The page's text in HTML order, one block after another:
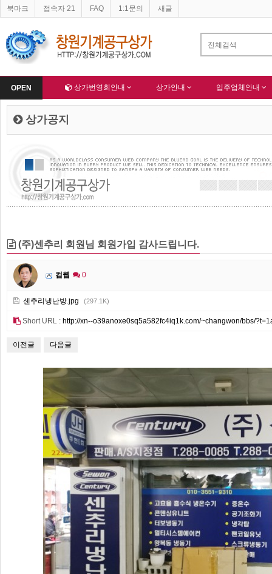
OPEN
북마크 접속자 21 FAQ 1:1문의 새글
이버 등록완료 - 알림 한국종합산업(주) 회원님 가입을 축하드립니다 !
Home 상가번영회안내 상가안내 입주업체안내
상가공지
(주)센추리 회원님 회원가입 감사드립니다.
컴웹 0
센추리냉난방.jpg (297.1K)
Short URL : http://xn--o39anoxe0sq5a582fc4iq1k.com/~changwon/bbs/
이전글 다음글